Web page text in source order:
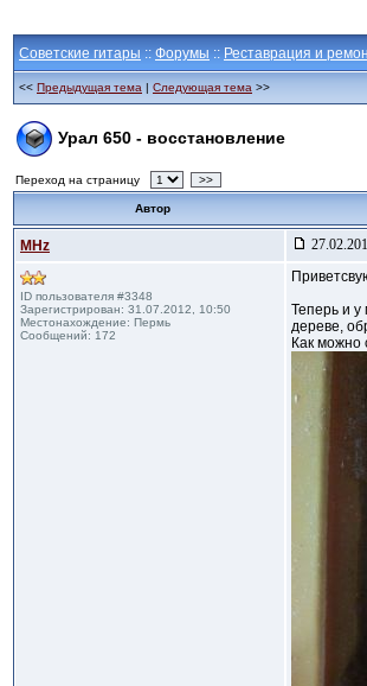
Советские гитары :: Форумы :: Реставрация и
<< Предыдущая тема | Следующая тема >>
Урал 650 - восстановление
Переход на страницу >>
Автор
MHz
ID пользователя #3348
Зарегистрирован: 31.07.2012, 10:50
Местонахождение: Пермь
Сообщений: 172
Теперь и
дереве,
Как можно